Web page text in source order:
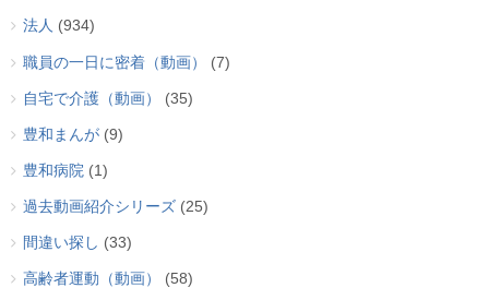
法人 (934)
職員の一日に密着（動画） (7)
自宅で介護（動画） (35)
豊和まんが (9)
豊和病院 (1)
過去動画紹介シリーズ (25)
間違い探し (33)
高齢者運動（動画） (58)